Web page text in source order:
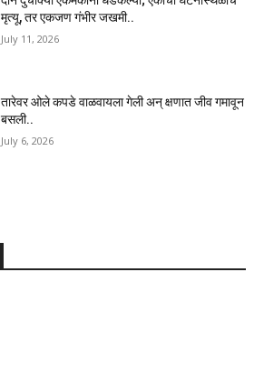
मृत्यू, तर एकजण गंभीर जखमी..
July 11, 2026
तारेवर ओले कपडे वाळवायला गेली अन् क्षणात जीव गमावून
बसली..
July 6, 2026